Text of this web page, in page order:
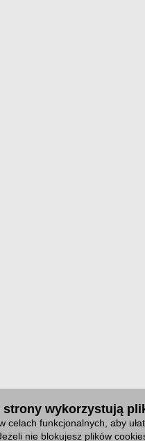
strony wykorzystują
celach funkcjonalnych, aby
nie blokujesz plików